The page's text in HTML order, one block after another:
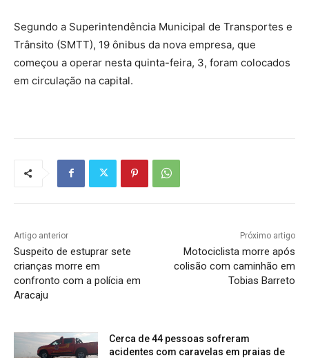
Segundo a Superintendência Municipal de Transportes e
Trânsito (SMTT), 19 ônibus da nova empresa, que
começou a operar nesta quinta-feira, 3, foram colocados
em circulação na capital.
Artigo anterior
Suspeito de estuprar sete
crianças morre em
confronto com a polícia em
Aracaju
Próximo artigo
Motociclista morre após
colisão com caminhão em
Tobias Barreto
Cerca de 44 pessoas sofreram
acidentes com caravelas em praias de